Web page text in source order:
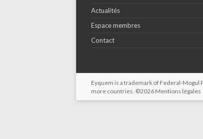
Actualités
Espace membres
Contact
Eyquem is a trademark of Federal-
more countries. ©2026 Mentions légales